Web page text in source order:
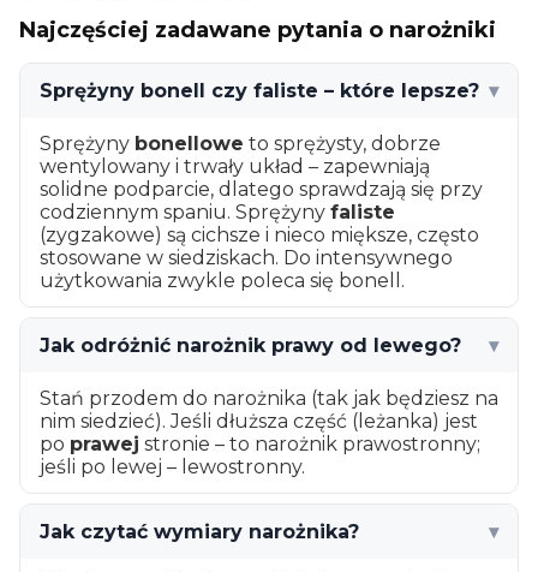
Najczęściej zadawane pytania o narożniki
Sprężyny bonell czy faliste – które lepsze? ▾
Sprężyny bonellowe to sprężysty, dobrze
wentylowany i trwały układ – zapewniają
solidne podparcie, dlatego sprawdzają się przy
codziennym spaniu. Sprężyny faliste
(zygzakowe) są cichsze i nieco miększe, często
stosowane w siedziskach. Do intensywnego
użytkowania zwykle poleca się bonell.
Jak odróżnić narożnik prawy od lewego? ▾
Stań przodem do narożnika (tak jak będziesz na
nim siedzieć). Jeśli dłuższa część (leżanka) jest
po prawej stronie – to narożnik prawostronny;
jeśli po lewej – lewostronny.
Jak czytać wymiary narożnika? ▾